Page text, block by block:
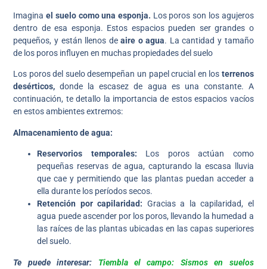
Imaginael suelo como una esponja. Los poros son los agujeros
dentro de esa esponja. Estos espacios pueden ser grandes o
pequeños, y están llenos deaire o agua. La cantidad y tamaño
de los poros influyen en muchas propiedades del suelo
Los poros del suelo desempeñan un papel crucial en los terrenos
desérticos, donde la escasez de agua es una constante. A
continuación, te detallo la importancia de estos espacios vacíos
en estos ambientes extremos:
Almacenamiento de agua:
Reservorios temporales: Los poros actúan como
pequeñas reservas de agua, capturando la escasa lluvia
que cae y permitiendo que las plantas puedan acceder a
ella durante los períodos secos.
Retención por capilaridad: Gracias a la capilaridad, el
agua puede ascender por los poros, llevando la humedad a
las raíces de las plantas ubicadas en las capas superiores
del suelo.
Te puede interesar: Tiembla el campo: Sismos en suelos